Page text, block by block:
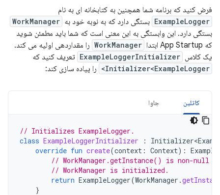
فرض کنید که برنامه شما همچنین به کتابخانه ای به نام
ExampleLogger بستگی دارد که به نوبه خود به WorkManager
بستگی دارد. این وابستگی به این معنی است که شما باید مطمئن شوید
که App Startup ابتدا
WorkManager را مقداردهی اولیه می کند.
یک کلاس ExampleLoggerInitializer تعریف کنید که
Initializer<ExampleLogger> را پیاده سازی کند:
کاتلین جاوا
// Initializes ExampleLogger.
class ExampleLoggerInitializer :
override fun create(context : Context):
// WorkManager.getInstance() is non-null
// WorkManager is initialized.
return ExampleLogger(WorkManager .
}